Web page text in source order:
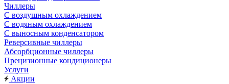
Чиллеры
С воздушным охлаждением
С водяным охлаждением
С выносным конденсатором
Реверсивные чиллеры
Абсорбционные чиллеры
Прецизионные кондиционеры
Услуги
Акции